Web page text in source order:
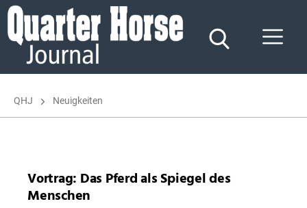
Quarter
Horse
Journal
QHJ Neuigkeiten
Vortrag: Das Pferd als Spiegel des
Menschen